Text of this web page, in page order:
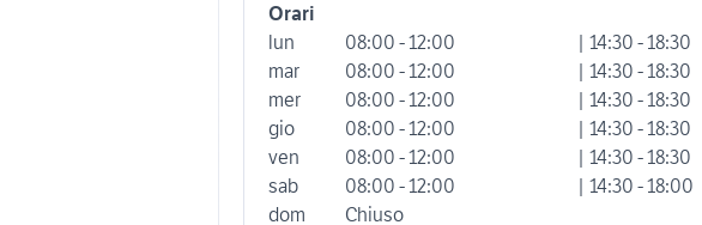
Orari
lun
08:00 - 12:00
| 14:30 - 18:30
mar
08:00 - 12:00
| 14:30 - 18:30
mer
08:00 - 12:00
| 14:30 - 18:30
gio
08:00 - 12:00
| 14:30 - 18:30
ven
08:00 - 12:00
| 14:30 - 18:30
sab
08:00 - 12:00
| 14:30 - 18:00
dom
Chiuso